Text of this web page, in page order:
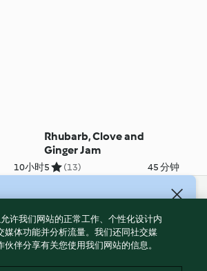
10小时
Rhubarb, Clove and
Ginger Jam
5 (13) 45 分钟
福维克信息科技(上海)有限公司 版权所有
许我们网站的正常工作、个性化设计内
媒体功能并分析流量。我们还同社交媒
伴分享有关您使用我们网站的信息。